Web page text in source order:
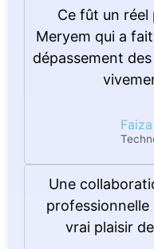
Ce fût un réel
Meryem qui a
dépassement
Une
professionnelle
vrai plaisir